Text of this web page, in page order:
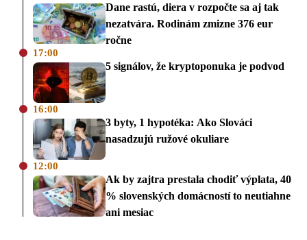
Dane rastú, diera v rozpočte sa aj tak
nezatvára. Rodinám zmizne 376 eur
ročne
17:00
5 signálov, že kryptoponuka je podvod
16:00
3 byty, 1 hypotéka: Ako Slováci
nasadzujú ružové okuliare
12:00
Ak by zajtra prestala chodiť výplata, 40
% slovenských domácností to neutiahne
ani mesiac